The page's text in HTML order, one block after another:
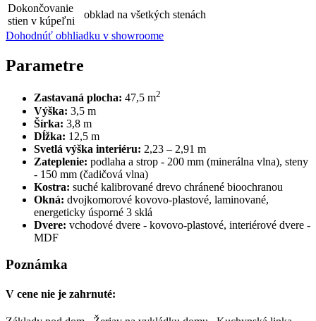
Dokončovanie
stien v kúpeľni
obklad na všetkých stenách
Dohodnúť obhliadku v showroome
Parametre
Zastavaná plocha: 47,5 m2
Výška: 3,5 m
Šírka: 3,8 m
Dĺžka: 12,5 m
Svetlá výška interiéru: 2,23 – 2,91 m
Zateplenie: podlaha a strop - 200 mm (minerálna vlna), steny
- 150 mm (čadičová vlna)
Kostra: suché kalibrované drevo chránené bioochranou
Okná: dvojkomorové kovovo-plastové, laminované,
energeticky úsporné 3 sklá
Dvere: vchodové dvere - kovovo-plastové, interiérové dvere -
MDF
Poznámka
V cene nie je zahrnuté: